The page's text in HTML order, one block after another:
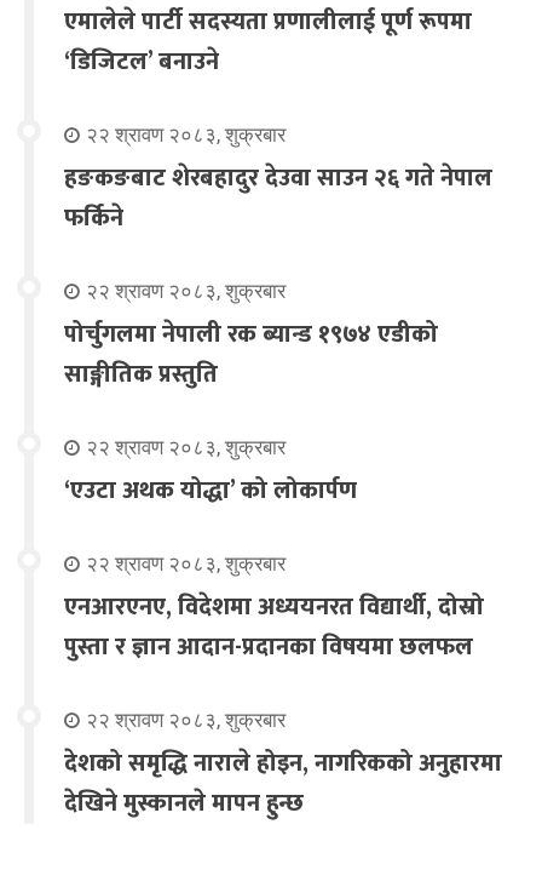
एमालेले पार्टी सदस्यता प्रणालीलाई पूर्ण रूपमा
‘डिजिटल’ बनाउने
२२ श्रावण २०८३, शुक्रबार
हङकङबाट शेरबहादुर देउवा साउन २६ गते नेपाल
फर्किने
२२ श्रावण २०८३, शुक्रबार
पोर्चुगलमा नेपाली रक ब्यान्ड १९७४ एडीको
साङ्गीतिक प्रस्तुति
२२ श्रावण २०८३, शुक्रबार
‘एउटा अथक योद्धा’ को लोकार्पण
२२ श्रावण २०८३, शुक्रबार
एनआरएनए, विदेशमा अध्ययनरत विद्यार्थी, दोस्रो
पुस्ता र ज्ञान आदान-प्रदानका विषयमा छलफल
२२ श्रावण २०८३, शुक्रबार
देशको समृद्धि नाराले होइन, नागरिकको अनुहारमा
देखिने मुस्कानले मापन हुन्छ